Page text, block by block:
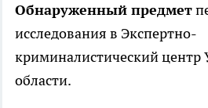
Обнаруженный предмет
исследования в Экспертно-
криминалистический
области.